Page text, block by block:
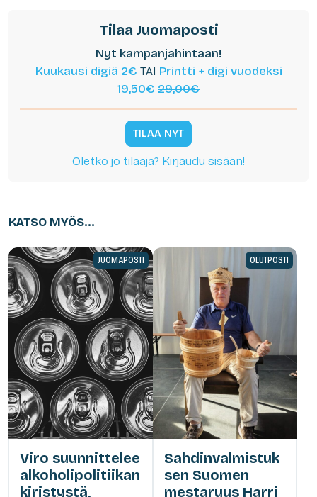
Tilaa Juomaposti
Nyt kampanjahintaan!
Kuukausi digiä 2€ TAI Printti + digi vuodeksi
19,50€ 29,00€
TILAA NYT
Oletko jo tilaaja? Kirjaudu sisään!
KATSO MYÖS...
JUOMAPOSTI
Viro suunnittelee
alkoholipolitiikan
kiristystä,
OLUTPOSTI
Sahdinvalmistuk
sen Suomen
mestaruus Harri